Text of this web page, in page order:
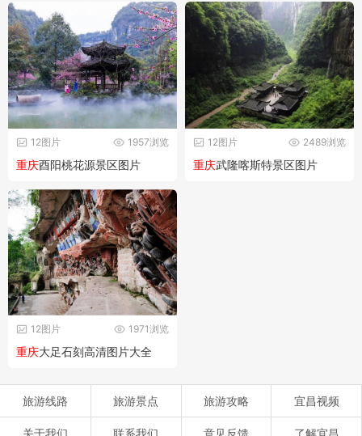
1957浏览
12图片
重庆酉阳桃花源景区图片
2489浏览
12图片
重庆武隆喀斯特景区图片
1971浏览
12图片
重庆大足石刻高清图片大全
旅游线路 旅游景点 旅游攻略 宜昌视频